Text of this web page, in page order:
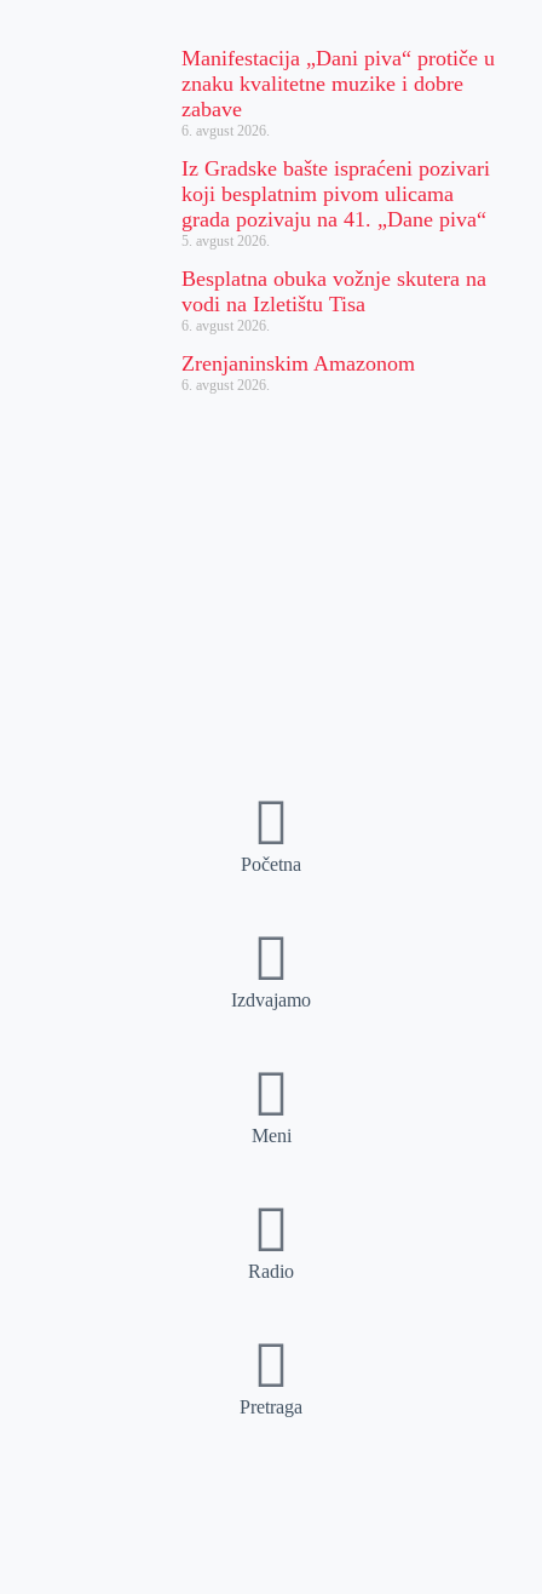
Manifestacija „Dani piva“ protiče u
znaku kvalitetne muzike i dobre
zabave
6. avgust 2026.
Iz Gradske bašte ispraćeni pozivari
koji besplatnim pivom ulicama
grada pozivaju na 41. „Dane piva“
5. avgust 2026.
Besplatna obuka vožnje skutera na
vodi na Izletištu Tisa
6. avgust 2026.
Zrenjaninskim Amazonom
6. avgust 2026.
Početna
Izdvajamo
Meni
Radio
Pretraga